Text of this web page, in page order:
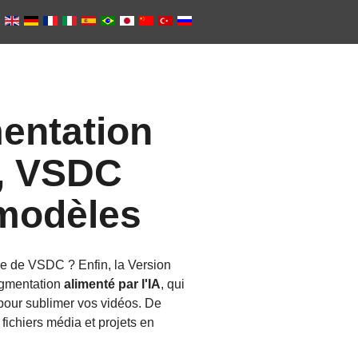
de VSDC ? Enfin, la Version
alimenté par l'IA, qui
sublimer vos vidéos. De
média et projets en